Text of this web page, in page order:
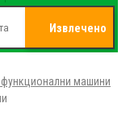
Извлечено
машини